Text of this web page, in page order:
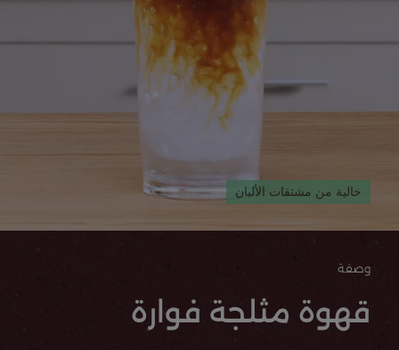
وصفة
قهوة مثلجة فوارة
خالية من مشتقات الألبان